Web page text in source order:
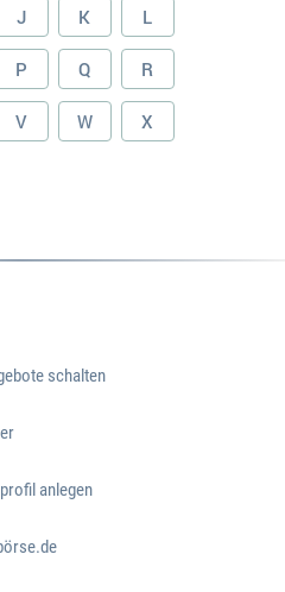
J K L
P Q R
V W X
schalten
anlegen